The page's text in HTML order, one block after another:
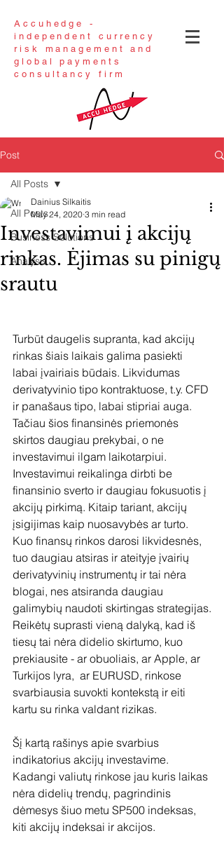
Accuhedge -
independent currency
risk management and
global payments
consultancy firm
Post
All Posts
Business Solutions
Analysis
All Posts
Investavimui į akcijų
rinkas. Ėjimas su pinigų
srautu
Dainius Silkaitis
May 24, 2020 3 min read
Turbūt daugelis supranta, kad akcijų
rinkas šiais laikais galima pasiekti
labai įvairiais būdais. Likvidumas
derivatyvinio tipo kontraktuose, t.y. CFD
ir panašaus tipo, labai stipriai auga.
Tačiau šios finansinės priemonės
skirtos daugiau prekybai, o ne
investavimui ilgam laikotarpiui.
Investavimui reikalinga dirbti be
finansinio sverto ir daugiau fokusuotis į
akcijų pirkimą. Kitaip tariant, akcijų
įsigijimas kaip nuosavybės ar turto.
Kuo finansų rinkos darosi likvidesnės,
tuo daugiau atsiras ir ateityje įvairių
derivatyvinių instrumentų ir tai nėra
blogai, nes atsiranda daugiau
galimybių naudoti skirtingas strategijas.
Reikėtų suprasti vieną dalyką, kad iš
tiesų tai nėra didelio skirtumo, kuo
prekiausite - ar obuoliais, ar Apple, ar
Turkijos lyra,  ar EURUSD, rinkose
svarbiausia suvokti kontekstą ir eiti
kartu su rinka valdant rizikas.
Šį kartą rašinys apie svarbius
indikatorius akcijų investavime.
Kadangi valiutų rinkose jau kuris laikas
nėra didelių trendų, pagrindinis
dėmesys šiuo metu SP500 indeksas,
kiti akcijų indeksai ir akcijos.